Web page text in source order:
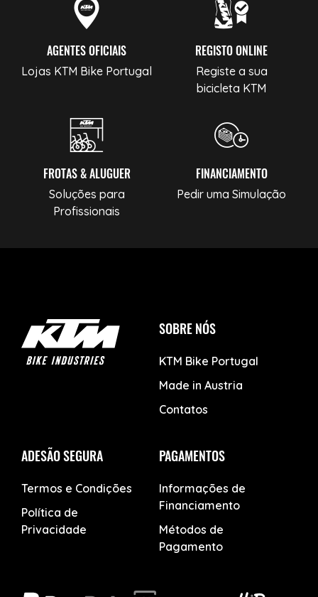
AGENTES OFICIAIS
Lojas KTM Bike Portugal
REGISTO ONLINE
Registe a sua
bicicleta KTM
FROTAS & ALUGUER
Soluções para
Profissionais
FINANCIAMENTO
Pedir uma Simulação
SOBRE NÓS
KTM Bike Portugal
Made in Austria
Contatos
ADESÃO SEGURA
Termos e Condições
Política de
Privacidade
PAGAMENTOS
Informações de
Financiamento
Métodos de
Pagamento